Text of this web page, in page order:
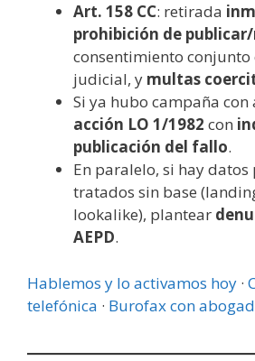
Art. 158 CC: retirada
prohibición de
consentimiento
judicial, y multas
Si ya hubo campaña con
acción LO 1/1982 con
publicación del fallo.
En paralelo, si hay datos
tratados sin base
lookalike), plantear
AEPD.
Hablemos y lo activamos hoy ·
telefónica · Burofax con